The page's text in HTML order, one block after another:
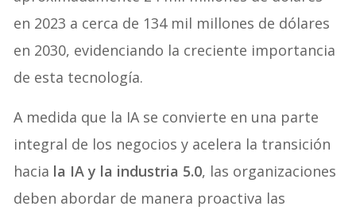
en 2023 a cerca de 134 mil millones de dólares
en 2030, evidenciando la creciente importancia
de esta tecnología.
A medida que la IA se convierte en una parte
integral de los negocios y acelera la transición
hacia la IA y la industria 5.0, las organizaciones
deben abordar de manera proactiva las